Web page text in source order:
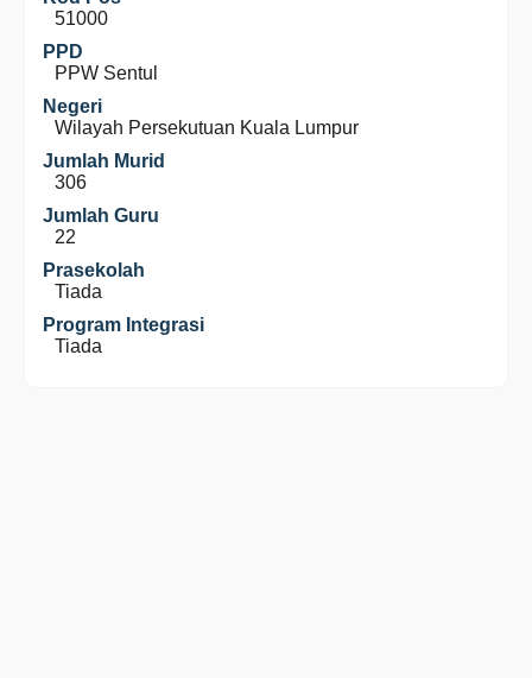
51000
PPD
PPW Sentul
Negeri
Wilayah Persekutuan Kuala Lumpur
Jumlah Murid
306
Jumlah Guru
22
Prasekolah
Tiada
Program Integrasi
Tiada